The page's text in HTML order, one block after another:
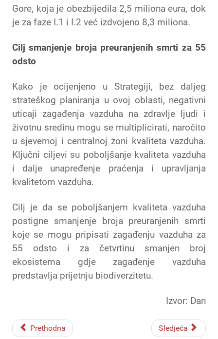
Gore, koja je obezbijedila 2,5 miliona eura, dok
je za faze I.1 i I.2 već izdvojeno 8,3 miliona.
Cilj smanjenje broja preuranjenih smrti za 55
odsto
Kako je ocijenjeno u Strategiji, bez daljeg
strateškog planiranja u ovoj oblasti, negativni
uticaji zagađenja vazduha na zdravlje ljudi i
životnu sredinu mogu se multiplicirati, naročito
u sjevernoj i centralnoj zoni kvaliteta vazduha.
Ključni ciljevi su poboljšanje kvaliteta vazduha
i dalje unapređenje praćenja i upravljanja
kvalitetom vazduha.
Cilj je da se poboljšanjem kvaliteta vazduha
postigne smanjenje broja preuranjenih smrti
koje se mogu pripisati zagađenju vazduha za
55 odsto i za četvrtinu smanjen broj
ekosistema gdje zagađenje vazduha
predstavlja prijetnju biodiverzitetu.
Izvor: Dan
Prethodna Sledjeća